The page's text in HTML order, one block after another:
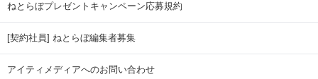
ねとらぼプレゼントキャンペーン応募規約
[契約社員] ねとらぼ編集者募集
アイティメディアへのお問い合わせ